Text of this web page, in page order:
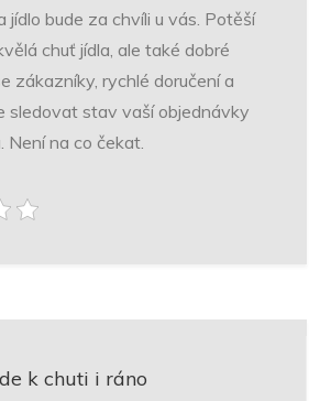
jídlo bude za chvíli u vás. Potěší
chuť jídla, ale také dobré
zákazníky, rychlé doručení a
sledovat stav vaší objednávky
Není na co čekat.
k chuti i ráno